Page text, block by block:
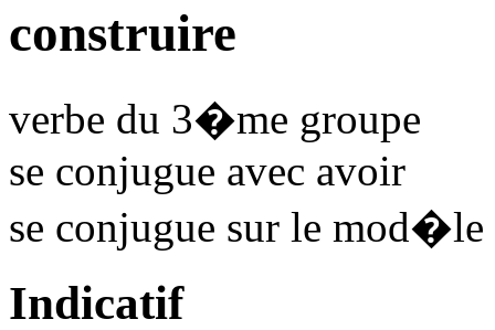
construire
verbe du 3�me groupe
se conjugue avec avoir
se conjugue sur le
Indicatif